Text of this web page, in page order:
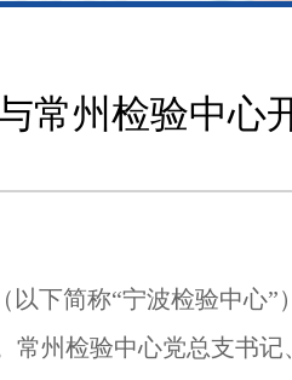
常州检验中心
下简称“宁波检验中心
州检验中心党总支书